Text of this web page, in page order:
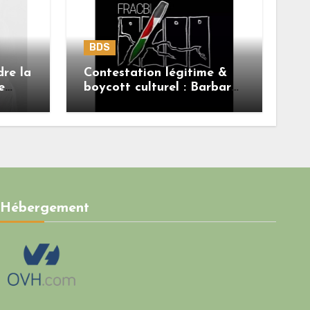
la
BDS
Contestation légitime &
boycott culturel : Barbara
Hébergement